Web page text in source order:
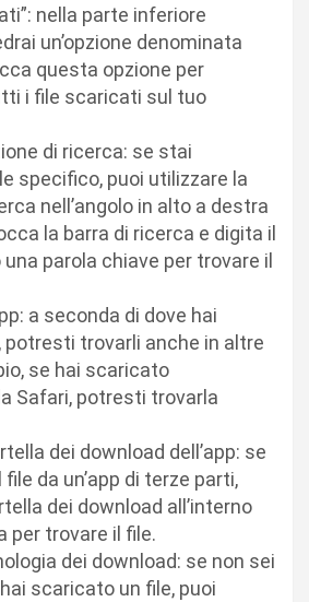
nella parte inferiore
un’opzione denominata
questa opzione per
i file scaricati sul tuo
di ricerca: se stai
specifico, puoi utilizzare la
nell’angolo in alto a destra
la barra di ricerca e digita il
parola chiave per trovare il
a seconda di dove hai
potresti trovarli anche in altre
se hai scaricato
Safari, potresti trovarla
dei download dell’app: se
da un’app di terze parti,
dei download all’interno
per trovare il file.
dei download: se non sei
scaricato un file, puoi